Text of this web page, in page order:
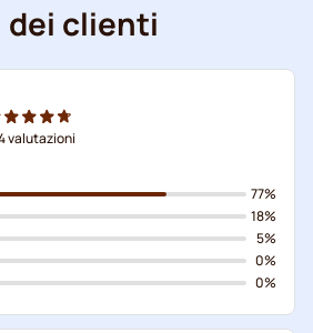
dei clienti
valutazioni
77%
18%
5%
0%
0%